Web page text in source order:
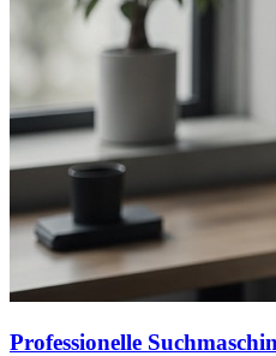
Professionelle